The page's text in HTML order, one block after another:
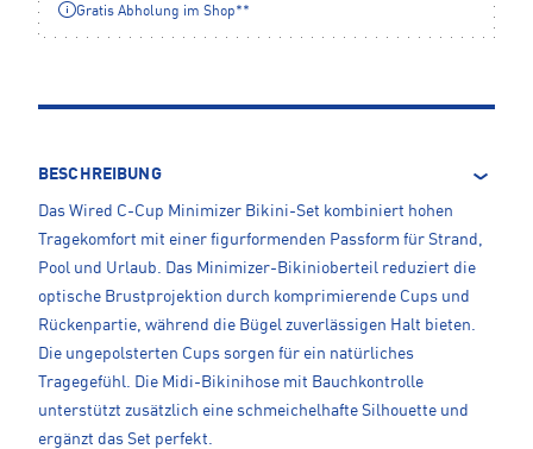
Gratis Abholung im Shop**
BESCHREIBUNG
Das Wired C-Cup Minimizer Bikini-Set kombiniert hohen
Tragekomfort mit einer figurformenden Passform für Strand,
Pool und Urlaub. Das Minimizer-Bikinioberteil reduziert die
optische Brustprojektion durch komprimierende Cups und
Rückenpartie, während die Bügel zuverlässigen Halt bieten.
Die ungepolsterten Cups sorgen für ein natürliches
Tragegefühl. Die Midi-Bikinihose mit Bauchkontrolle
unterstützt zusätzlich eine schmeichelhafte Silhouette und
ergänzt das Set perfekt.